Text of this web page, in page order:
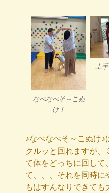
なべなべそ～こぬ
け！
上
♪なべなべそ～こぬけ
クルッと回れますが、
て体をどっちに回して
て、、、それを同時に
もはすんなりできても